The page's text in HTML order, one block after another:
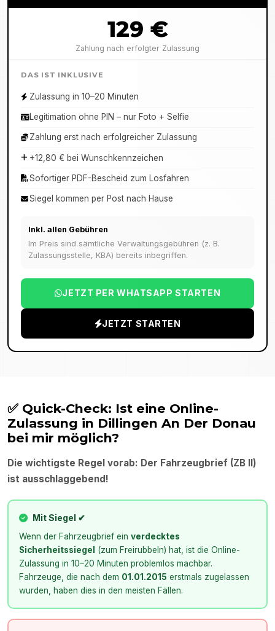
129 €
Zahlung nach erfolgter Zulassung
DAS IST INKLUSIVE
Zulassung in 10–20 Minuten
Legitimation ohne PIN – nur Foto + Selfie
Zahlung erst nach erfolgreicher Zulassung
+12,80 € bei Wunschkennzeichen
Sofortiger PDF-Bescheid zum Losfahren
Siegel kommen per Post nach Hause
Inkl. allen Gebühren
Im Preis sind sämtliche Verwaltungsgebühren (z. B.
Zulassungsstelle, KBA) bereits inbegriffen.
JETZT PER WHATSAPP STARTEN
JETZT STARTEN
✅ Quick-Check: Ist eine Online-
Zulassung in Dillingen An Der Donau
bei mir möglich?
Die wichtigste Regel vorab: Der Fahrzeugbrief (ZB II)
ist ausschlaggebend!
Mit Siegel ✔
Wenn der Fahrzeugbrief einverdecktes
Sicherheitssiegel
(zum Freirubbeln) hat, ist die Online-
Zulassung in 10–20 Minuten problemlos machbar.
Fahrzeuge, die nach dem 01.01.2015 erstmals zugelassen
wurden, haben dies in den meisten Fällen.